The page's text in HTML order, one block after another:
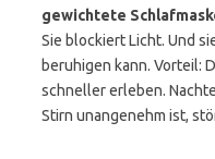
gewichtete
Sie blockiert Licht. Und
beruhigen kann. Vorteil:
schneller erleben.
Stirn unangenehm ist,